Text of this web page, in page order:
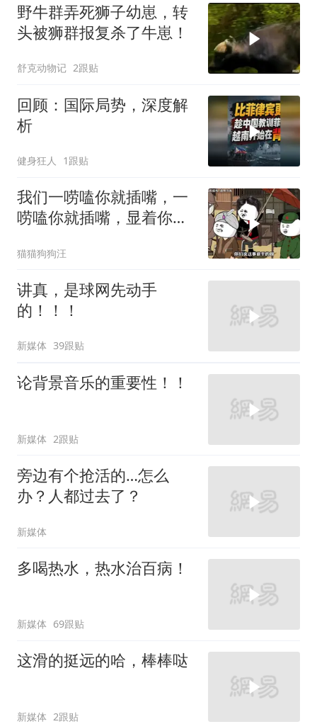
野牛群弄死狮子幼崽，转
头被狮群报复杀了牛崽！
舒克动物记 2跟贴
回顾：国际局势，深度解
析
健身狂人 1跟贴
我们一唠嗑你就插嘴，一
唠嗑你就插嘴，显着你
猫猫狗狗汪
讲真，是球网先动手
的！！！
新媒体 39跟贴
论背景音乐的重要性！！
新媒体 2跟贴
旁边有个抢活的…怎么
办？人都过去了？
新媒体
多喝热水，热水治百病！
新媒体 69跟贴
这滑的挺远的哈，棒棒哒
新媒体 2跟贴